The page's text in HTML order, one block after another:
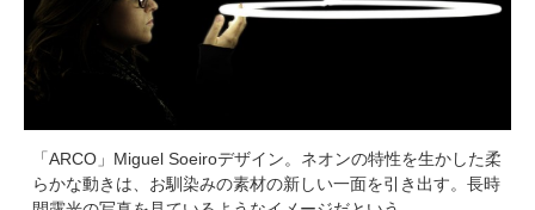
「ARCO」Miguel Soeiroデザイン。ネオンの特性を生かした柔
らかな動きは、お馴染みの素材の新しい一面を引き出す。長時